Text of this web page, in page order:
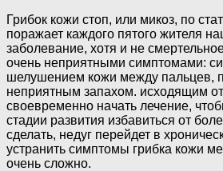
Грибок кожи стоп, или микоз, по
поражает каждого пятого жителя
заболевание, хотя и не
очень неприятными симптомами:
шелушением кожи между пальцев,
неприятным запахом. исходящим
своевременно начать лечение,
стадии развития избавиться от
сделать, недуг перейдет в
устранить симптомы грибка кожи
очень сложно.